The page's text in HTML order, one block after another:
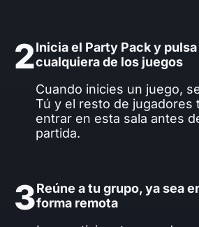
2Inicia el Party Pack y
cualquiera de los juegos
Cuando inicies un juego,
Tú y el resto de jugadores
entrar en esta sala antes
partida.
3Reúne a tu grupo, ya sea
forma remota